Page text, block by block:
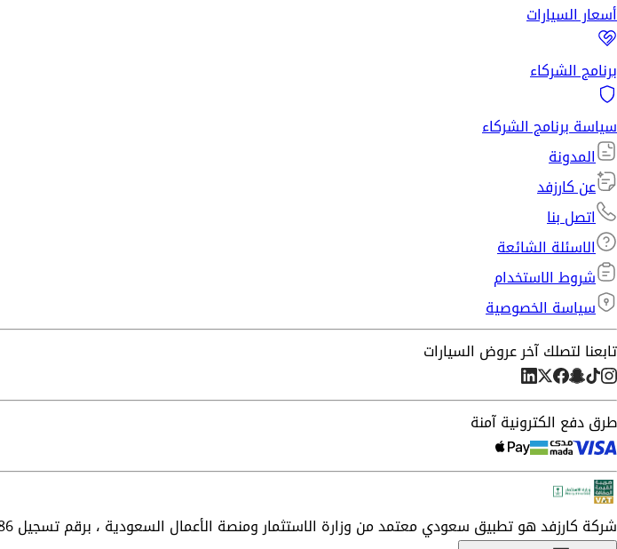
أسعار السيارات
برنامج الشركاء
سياسة برنامج الشركاء
المدونة
عن كارزفد
اتصل بنا
الاسئلة الشائعة
شروط الاستخدام
سياسة الخصوصية
تابعنا لتصلك آخر عروض السيارات
طرق دفع الكترونية آمنة
شركة كارزفدهو تطبيق سعودي معتمد من وزارة الاستثمار ومنصة الأعمال السعودية ، برقم تسجيل 1009096786